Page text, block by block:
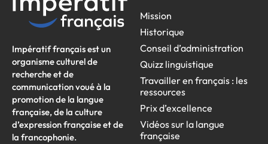
Impératif français est un
organisme culturel de
recherche et de
communication voué à la
promotion de la langue
française, de la culture
d’expression française et de
la francophonie.
Mission
Historique
Conseil d’administration
Quizz linguistique
Travailler en français : les
ressources
Prix d’excellence
Vidéos sur la langue
française